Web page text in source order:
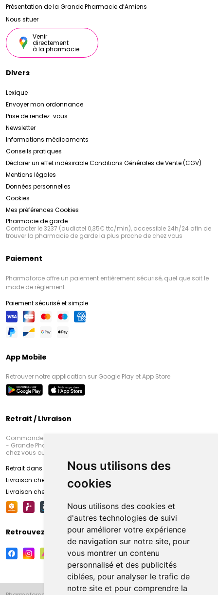
Nous utilisons des
cookies
Nous utilisons des cookies et
d'autres technologies de suivi
pour améliorer votre expérience
de navigation sur notre site, pour
vous montrer un contenu
personnalisé et des publicités
ciblées, pour analyser le trafic de
notre site et pour comprendre la
Présentation de la Grande Pharmacie d’Amiens
Nous situer
Venir
directement
à la pharmacie
Divers
Lexique
Envoyer mon ordonnance
Prise de rendez-vous
Newsletter
Informations médicaments
Conseils pratiques
Déclarer un effet indésirableConditions Générales de Vente (CGV)
Mentions légales
Données personnelles
Cookies
Mes préférences Cookies
Pharmacie de garde :
Contacter le 3237 (audiotel 0,35€ ttc/min), accessible 24h/24 afin de
trouver la pharmacie de garde la plus proche de chez vous
Paiement
Pharmaforce offre un paiement entièrement sécurisé, quel que soit le
mode de règlement
Paiement sécurisé et simple
App Mobile
Retrouver notre application sur Google Play et App Store
Retrait / Livraison
Commandez en ligne et venez chercher votre commande à Amiens
- Grande Pharmacie d’Amiens (Fachon) ou recevez-là rapidement
chez vous ou en point retrait
Retrait dans la pharmacie d’Amiens
Livraison chez vous
Livraison chez votre commerçant
Retrouvez-nous sur vos réseaux sociaux